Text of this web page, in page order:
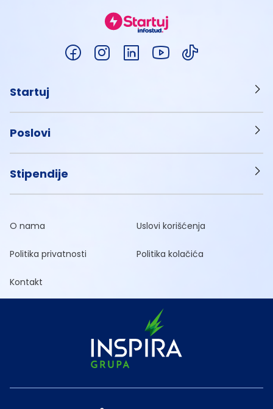
Startuj
Poslovi
Stipendije
O nama Uslovi korišćenja
Politika privatnosti Politika kolačića
Kontakt